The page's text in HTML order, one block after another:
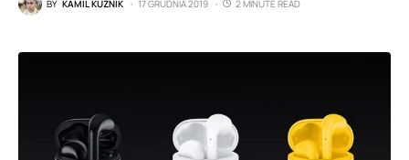
BY KAMIL KUŹNIK 17 GRUDNIA 2019 2 MINUTE READ